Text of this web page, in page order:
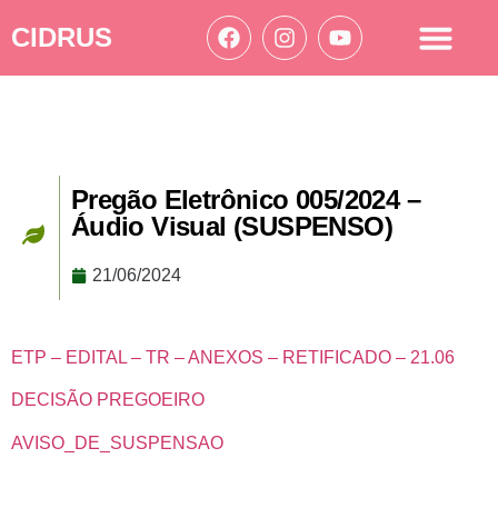
CIDRUS
Pregão Eletrônico 005/2024 –
Áudio Visual (SUSPENSO)
21/06/2024
ETP – EDITAL – TR – ANEXOS – RETIFICADO – 21.06
DECISÃO PREGOEIRO
AVISO_DE_SUSPENSAO